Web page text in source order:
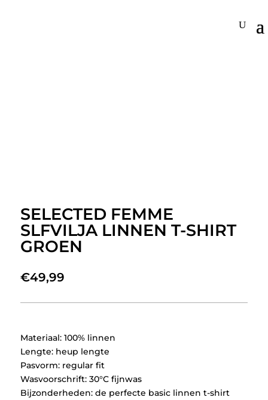
SELECTED FEMME
SLFVILJA LINNEN T-SHIRT
GROEN
€49,99
Materiaal: 100% linnen
Lengte: heup lengte
Pasvorm: regular fit
Wasvoorschrift: 30°C fijnwas
Bijzonderheden: de perfecte basic linnen t-shirt